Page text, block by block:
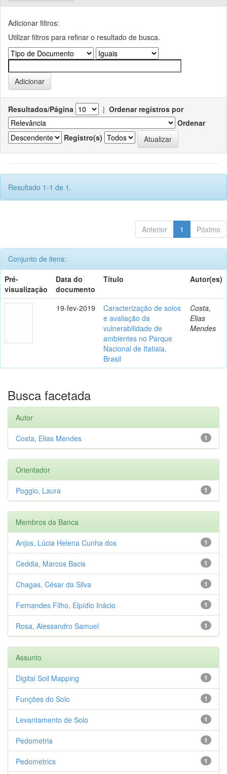
Adicionar filtros:
Utilizar filtros para refinar o resultado de busca.
Resultados/Página | Ordenar registros por
Ordenar
Registro(s)
Resultado 1-1 de 1.
Anterior 1 Póximo
Conjunto de itens:
Pré-
visualização
Data do
documento
Título Autor(es)
19-fev-2019
Caracterização de solos
e avaliação da
vulnerabilidade de
ambientes no Parque
Nacional de Itatiaia,
Brasil
Costa,
Elias
Mendes
Busca facetada
Autor
1
Costa, Elias Mendes
Orientador
1
Poggio, Laura
Membros da Banca
1
Anjos, Lúcia Helena Cunha dos
1
Ceddia, Marcos Bacis
1
Chagas, César da Silva
1
Fernandes Filho, Elpídio Inácio
1
Rosa, Alessandro Samuel
Assunto
1
Digital Soil Mapping
1
Funções do Solo
1
Levantamento de Solo
1
Pedometria
1
Pedometrics